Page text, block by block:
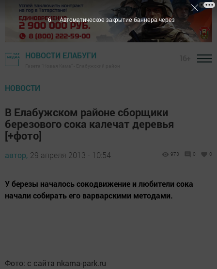
НОВОСТИ ЕЛАБУГИ
НОВОСТИ
В Елабужском районе сборщики
березового сока калечат деревья
[+фото]
автор, 29 апреля 2013 - 10:54 973 0 0
У березы началось сокодвижение и любители сока
начали собирать его варварскими методами.
Фото: с сайта nkama-park.ru
5 Автоматическое закрытие баннера через